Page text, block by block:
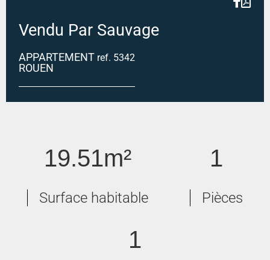
Vendu Par Sauvage
APPARTEMENT ref. 5342
ROUEN
19.51m²
Surface habitable
1
Pièces
1